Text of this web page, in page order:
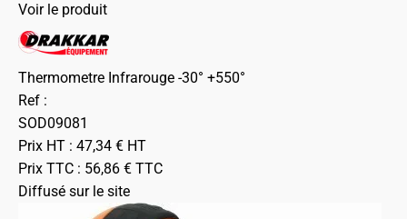
Voir le produit
Thermometre Infrarouge -30° +550°
Ref :
SOD09081
Prix HT : 47,34 € HT
Prix TTC : 56,86 € TTC
Diffusé sur le site